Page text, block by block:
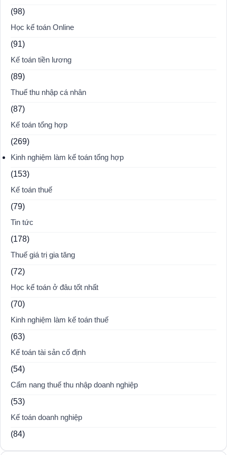
(98)
Học kế toán Online
(91)
Kế toán tiền lương
(89)
Thuế thu nhập cá nhân
(87)
Kế toán tổng hợp
(269)
Kinh nghiệm làm kế toán tổng hợp
(153)
Kế toán thuế
(79)
Tin tức
(178)
Thuế giá trị gia tăng
(72)
Học kế toán ở đâu tốt nhất
(70)
Kinh nghiệm làm kế toán thuế
(63)
Kế toán tài sản cố định
(54)
Cẩm nang thuế thu nhập doanh nghiệp
(53)
Kế toán doanh nghiệp
(84)